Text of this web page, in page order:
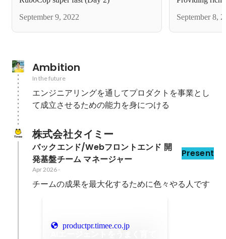
September 9, 2022
September 8,
Ambition
In the future
エンジニアリングを通してプロダクトを事業とし
て成立させるための能力を身につける
株式会社タイミー
バックエンド/Webフロントエンド 開
発基盤チーム マネージャー
Present
Apr 2026-
チームの成果を最大化するために色々やる人です
productpr.timee.co.jp